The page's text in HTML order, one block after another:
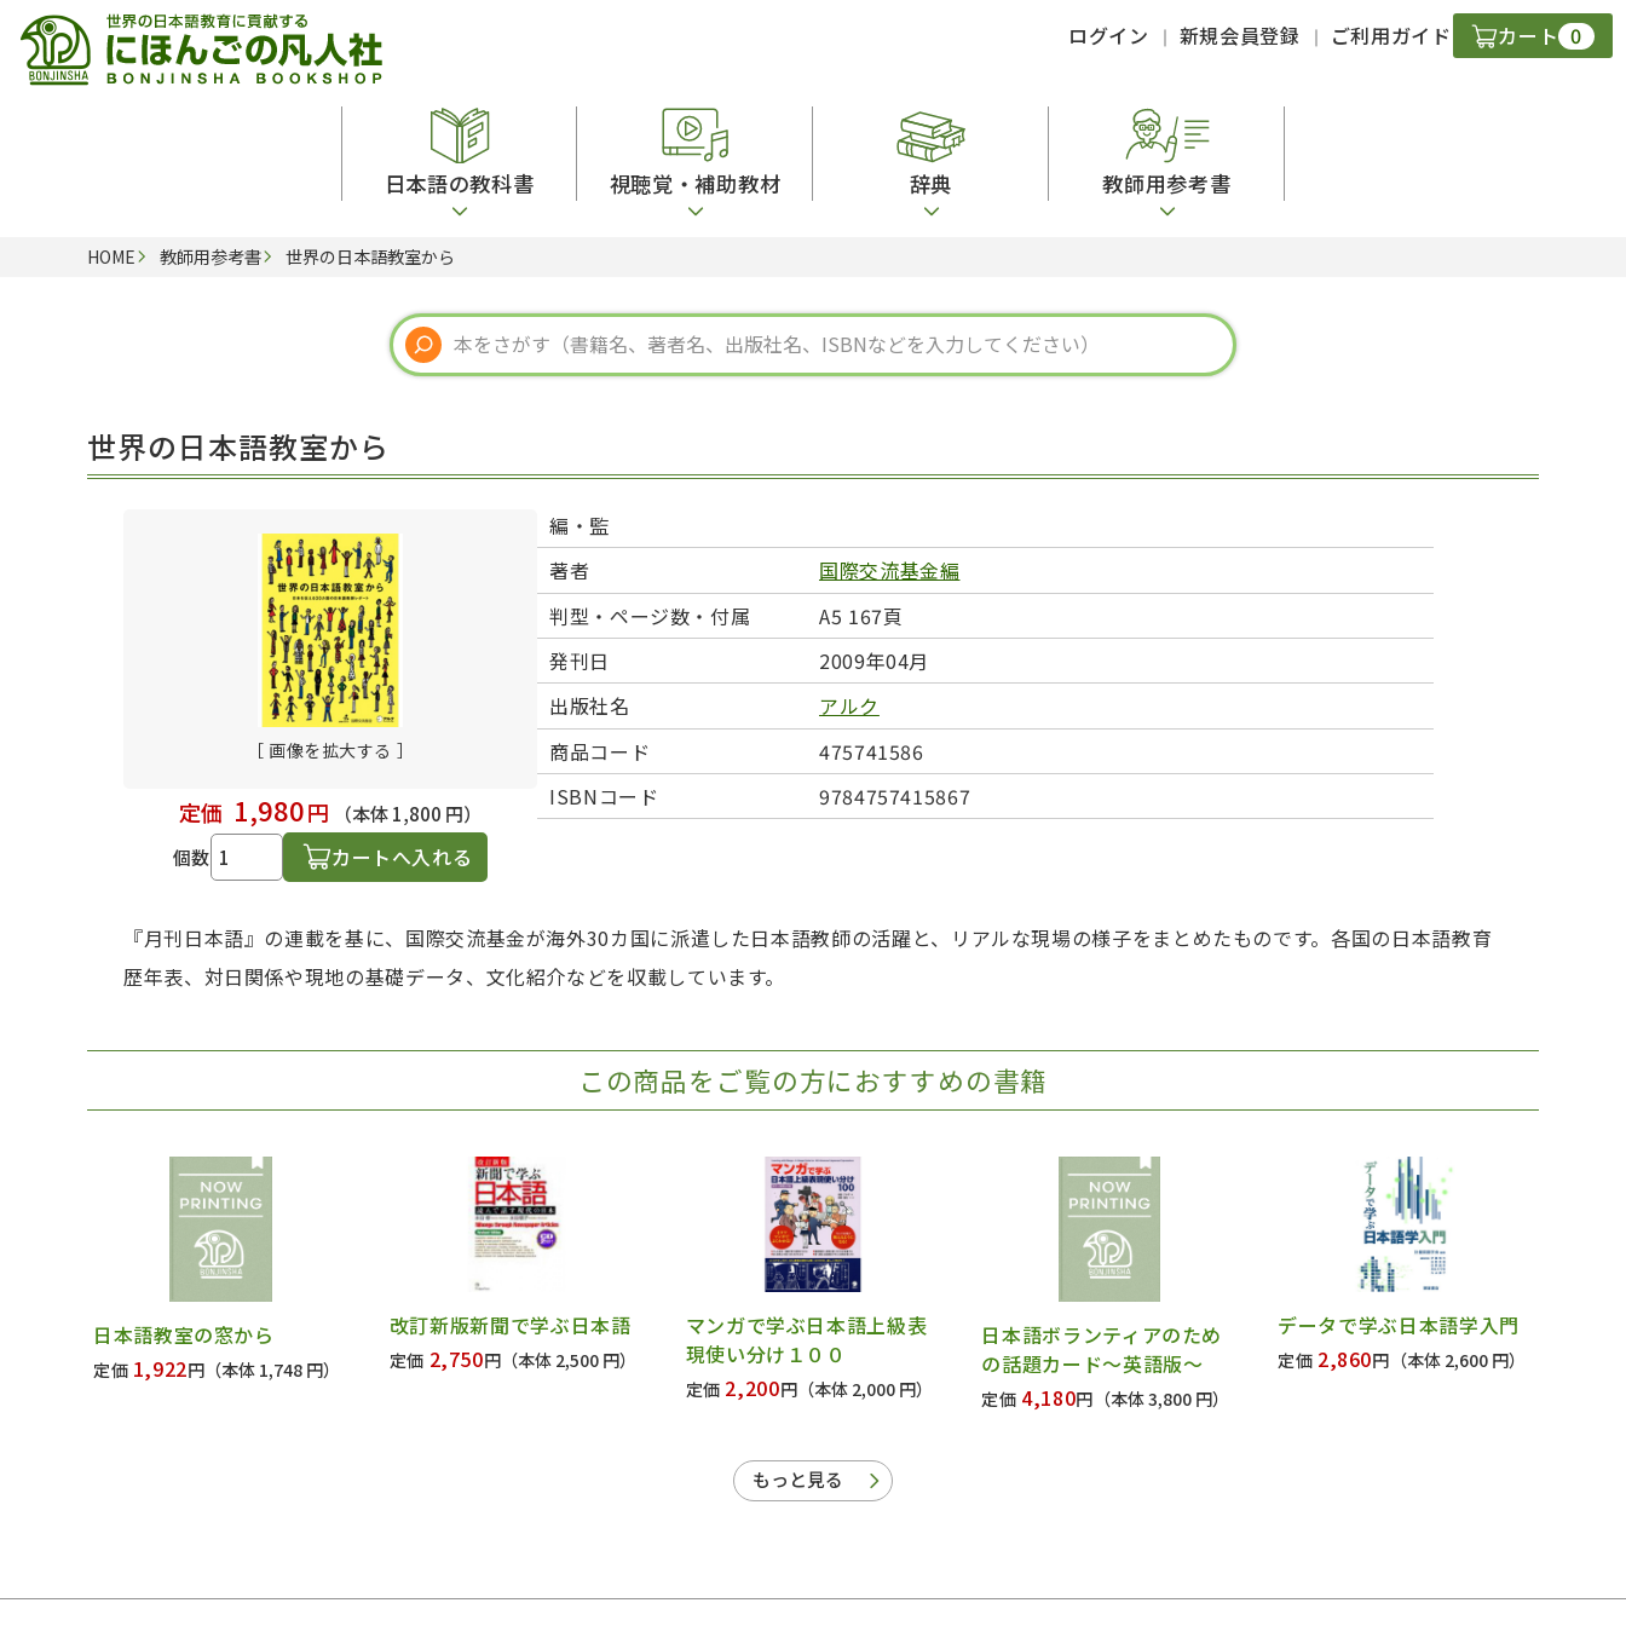
ログイン 新規会員登録 ご利用ガイド カート 0
日本語の教科書
留学生向け専門分野
子ども向け
文法
発音・聴解
作文
練習問題
日本語能力試験対策
日本留学試験対策
日本語学習関連副読本
定期刊行物
視聴覚・補助教材
カード・ゲーム・絵教材
絵本・子ども向け補助 図表
辞典
スペイン語辞典
中国語辞典
ドイツ語辞典
ポルトガル語辞典
ロシア語辞典
語学・文法辞典
表現・用字用語辞典 比較文化辞典
教師用参考書
語彙・意味
文章・談話・表現
表記
言語学
多言語社会・言語政策
言語の諸相
アカデミック・スキル
HOME 教師用参考書 世界の日本語教室から
世界の日本語教室から
［ 画像を拡大する ］
定価 1,980円
（本体 1,800 円）
個数
カートへ入れる
編・監
著者
国際交流基金編
判型・ページ数・付属
A5 167頁
発刊日
2009年04月
出版社名
アルク
商品コード
475741586
ISBNコード
9784757415867
『月刊日本語』の連載を基に、国際交流基金が海外30カ国に派遣した日本語教師の活躍と、リアルな現場の様子をまとめたものです。各国の日本語教育
歴年表、対日関係や現地の基礎データ、文化紹介などを収載しています。
この商品をご覧の方におすすめの書籍
日本語教室の窓から
定価 1,922円 （本体 1,748 円）
改訂新版新聞で学ぶ日本語
定価 2,750円 （本体 2,500 円）
マンガで学ぶ日本語上級表
現使い分け１００
定価 2,200円 （本体 2,000 円）
日本語ボランティアのため
の話題カード～英語版～
定価 4,180円 （本体 3,800 円）
データで学ぶ日本語学入門
定価 2,860円 （本体 2,600 円）
もっと見る